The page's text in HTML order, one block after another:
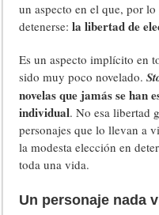
un aspecto en el que, por
detenerse:la libertad de
Es un aspecto implícito en
sido muy poco novelado.
novelas que jamás se han
individual. No esa libertad
personajes que lo llevan a
la modesta elección en
toda una vida.
Un personaje nada